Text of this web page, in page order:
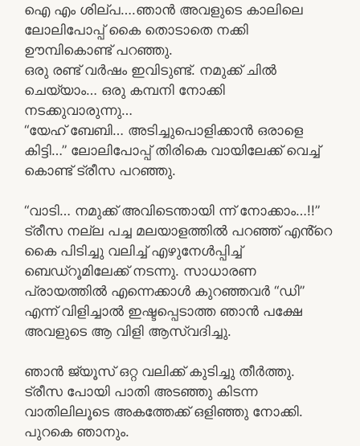
ഐ എം ശില്പ….ഞാൻ അവളുടെ കാലിലെ
ലോലിപോപ്പ് കൈ തൊടാതെ നക്കി
ഊമ്പികൊണ്ട് പറഞ്ഞു.
ഒരു രണ്ട് വർഷം ഇവിടുണ്ട്. നമുക്ക് ചിൽ
ചെയ്യാം… ഒരു കമ്പനി നോക്കി
നടക്കുവാരുന്നു…
“യേഹ് ബേബി… അടിച്ചുപൊളിക്കാൻ ഒരാളെ
കിട്ടി…” ലോലിപോപ്പ് തിരികെ വായിലേക്ക് വെച്ച്
കൊണ്ട് ട്രീസ പറഞ്ഞു.
“വാടി… നമുക്ക് അവിടെന്തായി ന്ന് നോക്കാം…!!”
ട്രീസ നല്ല പച്ച മലയാളത്തിൽ പറഞ്ഞ് എൻ്റെ
കൈ പിടിച്ചു വലിച്ച് എഴുനേൾപ്പിച്ച്
ബെഡ്റൂമിലേക്ക് നടന്നു. സാധാരണ
പ്രായത്തിൽ എന്നെക്കാൾ കുറഞ്ഞവർ “ഡി”
എന്ന് വിളിച്ചാൽ ഇഷ്ടപ്പെടാത്ത ഞാൻ പക്ഷേ
അവളുടെ ആ വിളി ആസ്വദിച്ചു.
ഞാൻ ജ്യൂസ് ഒറ്റ വലിക്ക് കുടിച്ചു തീർത്തു.
ട്രീസ പോയി പാതി അടഞ്ഞു കിടന്ന
വാതിലിലൂടെ അകത്തേക്ക് ഒളിഞ്ഞു നോക്കി.
പുറകെ ഞാനും.